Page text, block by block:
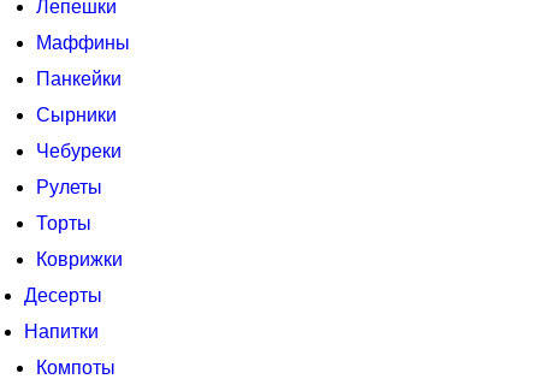
Лепешки
Маффины
Панкейки
Сырники
Чебуреки
Рулеты
Торты
Коврижки
Десерты
Напитки
Компоты